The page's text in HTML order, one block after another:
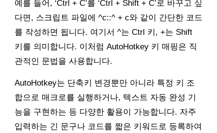
예를 들어, ‘Ctrl + C’를 ‘Ctrl + Shift + C’로 바꾸고 싶
다면, 스크립트 파일에 ^c::^ + c와 같이 간단한 코드
를 작성하면 됩니다. 여기서 ^는 Ctrl 키, +는 Shift
키를 의미합니다. 이처럼 AutoHotkey 키 매핑은 직
관적인 문법을 사용합니다.
AutoHotkey는 단축키 변경뿐만 아니라 특정 키 조
합으로 매크로를 실행하거나, 텍스트 자동 완성 기
능을 구현하는 등 다양한 활용이 가능합니다. 자주
입력하는 긴 문구나 코드를 짧은 키워드로 등록하여